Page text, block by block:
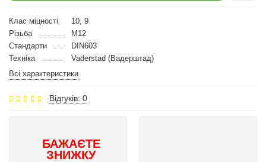
Клас міцності
10, 9
Різьба
M12
Стандарти
DIN603
Техніка
Vaderstad (Вадерштад)
Всі характеристики
Відгуків: 0
БАЖАЄТЕ
ЗНИЖКУ